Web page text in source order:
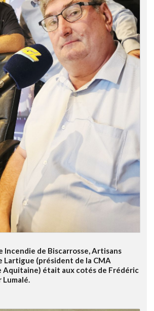
Incendie de Biscarrosse, Artisans
Lartigue (président de la CMA
Aquitaine) était aux cotés de Frédéric
Lumalé.